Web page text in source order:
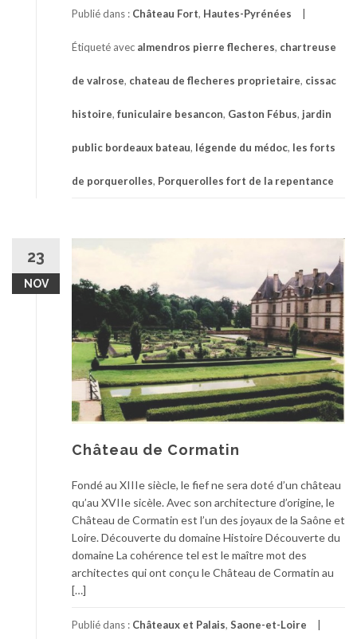
Publié dans : Château Fort, Hautes-Pyrénées
Étiqueté avec almendros pierre flecheres, chartreuse
de valrose, chateau de flecheres proprietaire, cissac
histoire, funiculaire besancon, Gaston Fébus, jardin
public bordeaux bateau, légende du médoc, les forts
de porquerolles, Porquerolles fort de la repentance
23
NOV
Château de Cormatin
Fondé au XIIIe siècle, le fief ne sera doté d’un château
qu’au XVIIe sicèle. Avec son architecture d’origine, le
Château de Cormatin est l’un des joyaux de la Saône et
Loire. Découverte du domaine Histoire Découverte du
domaine La cohérence tel est le maître mot des
architectes qui ont conçu le Château de Cormatin au
[…]
Publié dans : Châteaux et Palais, Saone-et-Loire